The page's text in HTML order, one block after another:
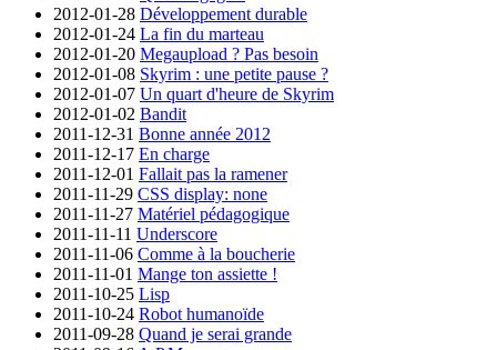
2012-01-28 Développement durable
2012-01-24 La fin du marteau
2012-01-20 Megaupload ? Pas besoin
2012-01-08 Skyrim : une petite pause ?
2012-01-07 Un quart d'heure de Skyrim
2012-01-02 Bandit
2011-12-31 Bonne année 2012
2011-12-17 En charge
2011-12-01 Fallait pas la ramener
2011-11-29 CSS display: none
2011-11-27 Matériel pédagogique
2011-11-11 Underscore
2011-11-06 Comme à la boucherie
2011-11-01 Mange ton assiette !
2011-10-25 Lisp
2011-10-24 Robot humanoïde
2011-09-28 Quand je serai grande